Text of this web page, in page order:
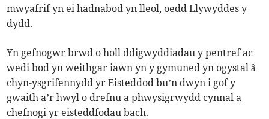
mwyafrif yn ei hadnabod yn lleol, oedd Llywyddes y
dydd.
Yn gefnogwr brwd o holl ddigwyddiadau y pentref ac
wedi bod yn weithgar iawn yn y gymuned yn ogystal â
chyn-ysgrifennydd yr Eisteddod bu’n dwyn i gof y
gwaith a’r hwyl o drefnu a phwysigrwydd cynnal a
chefnogi yr eisteddfodau bach.